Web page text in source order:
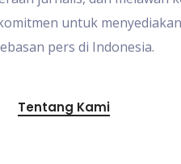
untuk
pers di Indonesia.
Tentang Kami